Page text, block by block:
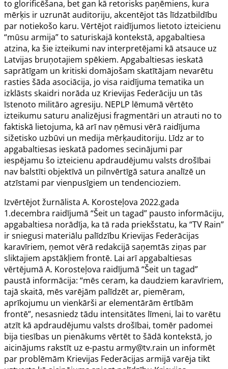
to glorificēšana, bet gan kā retorisks paņēmiens, kura
mērķis ir uzrunāt auditoriju, akcentējot tās līdzatbildību
par notiekošo karu. Vērtējot raidījumos lietoto izteicienu
“mūsu armija” to saturiskajā kontekstā, apgabaltiesa
atzina, ka šie izteikumi nav interpretējami kā atsauce uz
Latvijas bruņotajiem spēkiem. Apgabaltiesas ieskatā
saprātīgam un kritiski domājošam skatītājam nevarētu
rasties šāda asociācija, jo visa raidījuma tematika un
izklāsts skaidri norāda uz Krievijas Federāciju un tās
īstenoto militāro agresiju. NEPLP lēmumā vērtēto
izteikumu saturu analizējusi fragmentāri un atrauti no to
faktiskā lietojuma, kā arī nav ņēmusi vērā raidījuma
sižetisko uzbūvi un medija mērķauditoriju. Līdz ar to
apgabaltiesas ieskatā padomes secinājumi par
iespējamu šo izteicienu apdraudējumu valsts drošībai
nav balstīti objektīvā un pilnvērtīgā satura analīzē un
atzīstami par vienpusīgiem un tendencioziem.
Izvērtējot žurnālista A. Korosteļova 2022.gada
1.decembra raidījumā “Šeit un tagad” pausto informāciju,
apgabaltiesa norādīja, ka tā rada priekšstatu, ka “TV Rain”
ir sniegusi materiālu palīdzību Krievijas Federācijas
karavīriem, ņemot vērā redakcijā saņemtās ziņas par
sliktajiem apstākļiem frontē. Lai arī apgabaltiesas
vērtējumā A. Korosteļova raidījumā “Šeit un tagad”
paustā informācija: “mēs ceram, ka daudziem karavīriem,
tajā skaitā, mēs varējām palīdzēt ar, piemēram,
aprīkojumu un vienkārši ar elementārām ērtībām
frontē”, nesasniedz tādu intensitātes līmeni, lai to varētu
atzīt kā apdraudējumu valsts drošībai, tomēr padomei
bija tiesības un pienākums vērtēt to šādā kontekstā, jo
aicinājums rakstīt uz e-pastu army@tv.rain un informēt
par problēmām Krievijas Federācijas armijā varēja tikt